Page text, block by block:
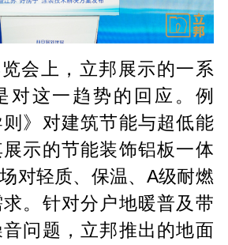
会上，立邦展示的一系
对这一趋势的回应。例
》对建筑节能与超低能
示的节能装饰铝板一体
对轻质、保温、A级耐燃
。针对分户地暖普及带
问题，立邦推出的地面